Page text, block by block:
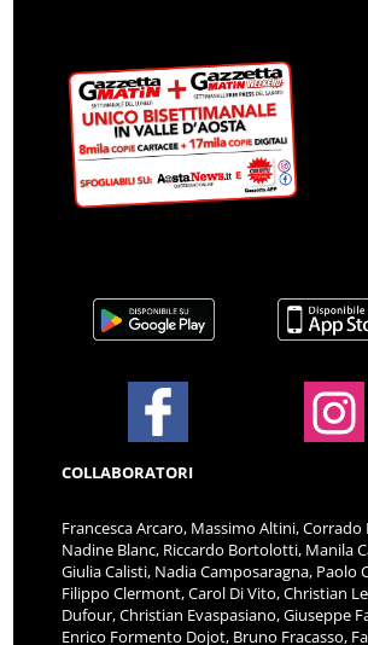
COLLABORATORI
Francesca Arcaro, Massimo Altini, Corrado
Nadine Blanc, Riccardo Bortolotti, Manila
Giulia Calisti, Nadia Camposaragna, Paolo
Filippo Clermont, Carol Di Vito, Christian
Dufour, Christian Evaspasiano, Giuseppe
Enrico Formento Dojot, Bruno Fracasso,